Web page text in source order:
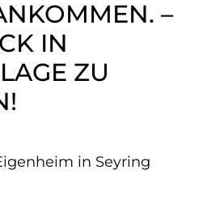
–
IN
ZU
in Seyring